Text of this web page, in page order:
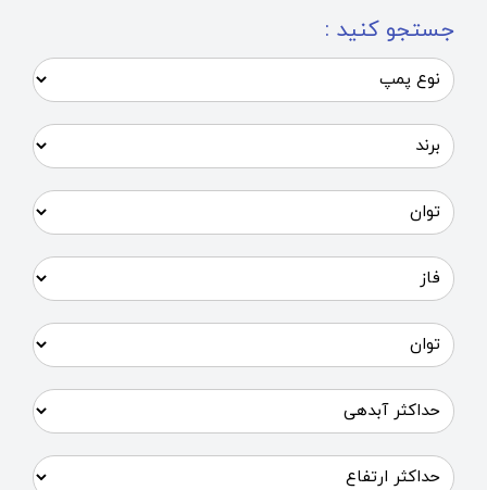
جستجو کنید :